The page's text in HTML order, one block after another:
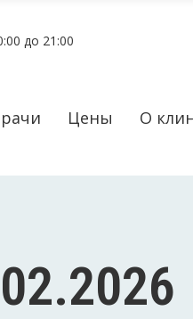
до 21:00
Цены О